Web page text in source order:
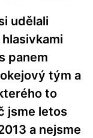
udělali
panem
tým a
to
jsme letos
a nejsme